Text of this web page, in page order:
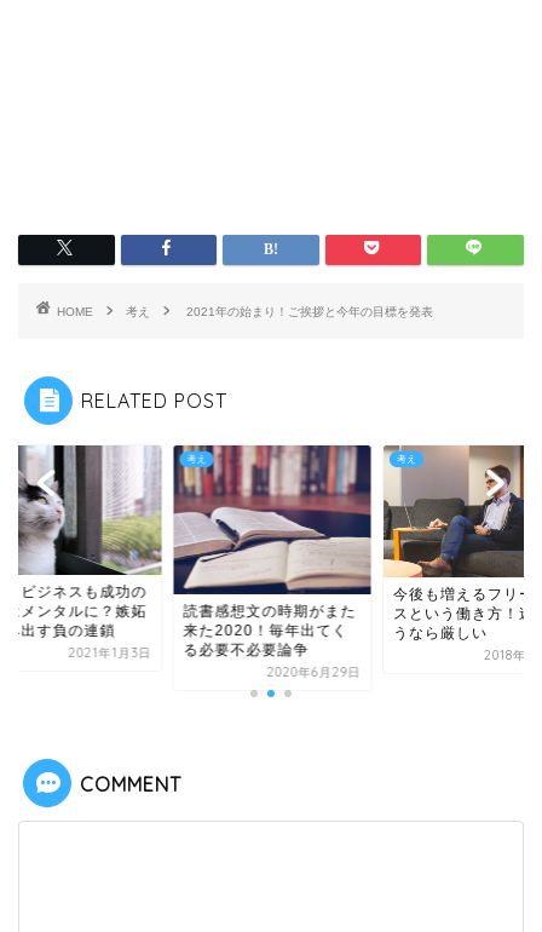
HOME 考え 2021年の始まり！ご挨拶と今年の目標を発表
RELATED POST
もビジネスも成功の
はメンタルに？嫉妬
み出す負の連鎖
2021年1月3日
考え
読書感想文の時期がまた
来た2020！毎年出てく
る必要不必要論争
2020年6月29日
考え
今後も増えるフリー
スという働き方！迷
うなら厳しい
2018年11
COMMENT